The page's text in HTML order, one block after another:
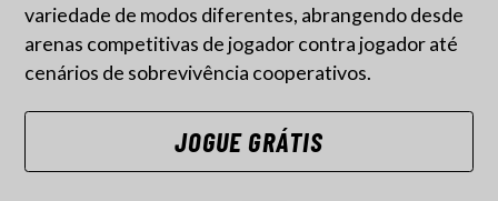
variedade de modos diferentes, abrangendo desde
arenas competitivas de jogador contra jogador até
cenários de sobrevivência cooperativos.
JOGUE GRÁTIS